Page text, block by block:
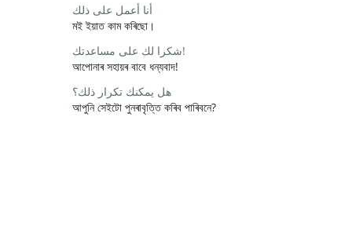
أنا أعمل على ذلك
মই ইয়াত কাম কৰিছো।
شكرا لك على مساعدتك!
আপোনাৰ সহায়ৰ বাবে ধন্যবাদ!
هل يمكنك تكرار ذلك؟
আপুনি সেইটো পুনৰাবৃত্তি কৰিব পাৰিবনে?